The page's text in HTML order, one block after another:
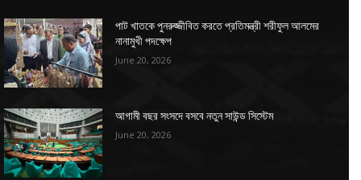
পাট খাতকে পুনরুজ্জীবিত করতে প্রতিমন্ত্রী শরীফুল আলমের
নানামুখী পদক্ষেপ
June 20, 2026
আগামী বছর সংসদে বসবে নতুন সাউন্ড সিস্টেম
June 20, 2026